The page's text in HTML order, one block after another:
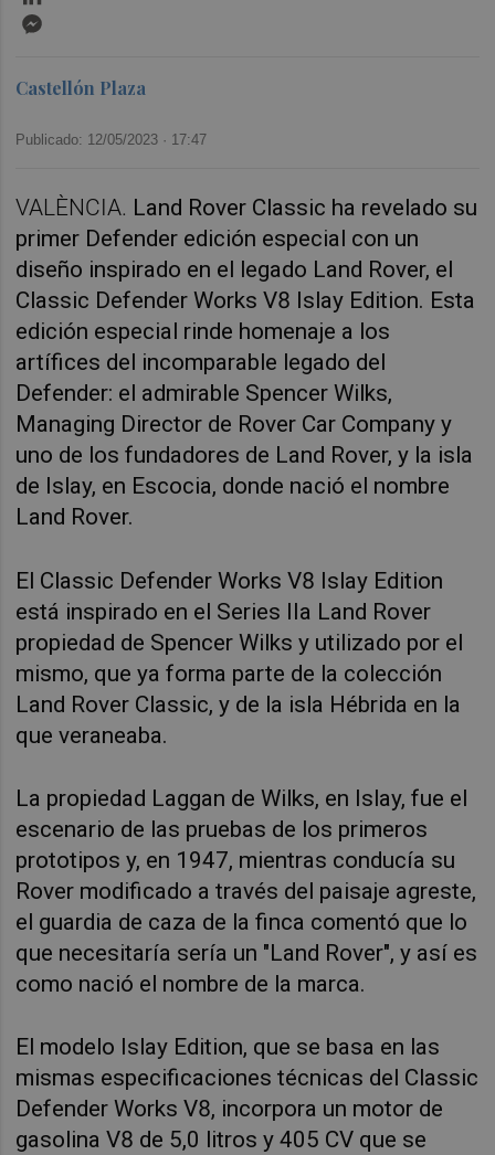
Castellón Plaza
Publicado: 12/05/2023 · 17:47
VALÈNCIA. Land Rover Classic ha revelado su
primer Defender edición especial con un
diseño inspirado en el legado Land Rover, el
Classic Defender Works V8 Islay Edition. Esta
edición especial rinde homenaje a los
artífices del incomparable legado del
Defender: el admirable Spencer Wilks,
Managing Director de Rover Car Company y
uno de los fundadores de Land Rover, y la isla
de Islay, en Escocia, donde nació el nombre
Land Rover.
El Classic Defender Works V8 Islay Edition
está inspirado en el Series IIa Land Rover
propiedad de Spencer Wilks y utilizado por el
mismo, que ya forma parte de la colección
Land Rover Classic, y de la isla Hébrida en la
que veraneaba.
La propiedad Laggan de Wilks, en Islay, fue el
escenario de las pruebas de los primeros
prototipos y, en 1947, mientras conducía su
Rover modificado a través del paisaje agreste,
el guardia de caza de la finca comentó que lo
que necesitaría sería un "Land Rover", y así es
como nació el nombre de la marca.
El modelo Islay Edition, que se basa en las
mismas especificaciones técnicas del Classic
Defender Works V8, incorpora un motor de
gasolina V8 de 5,0 litros y 405 CV que se